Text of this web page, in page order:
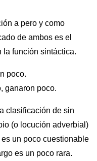
a pero y como
de ambos es el
la función sintáctica.
poco.
ganaron poco.
clasificación de sin
(o locución adverbial)
un poco cuestionable
es un poco rara.